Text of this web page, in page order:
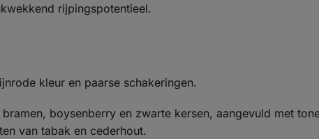
rijpingspotentieel.
kleur en paarse schakeringen.
boysenberry en zwarte kersen, aangevuld met
van tabak en cederhout.